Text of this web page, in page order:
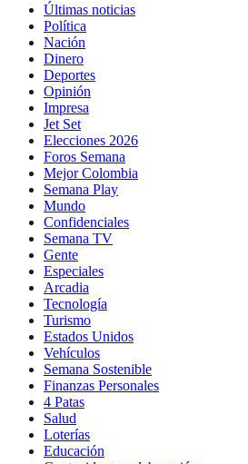
Últimas noticias
Política
Nación
Dinero
Deportes
Opinión
Impresa
Jet Set
Elecciones 2026
Foros Semana
Mejor Colombia
Semana Play
Mundo
Confidenciales
Semana TV
Gente
Especiales
Arcadia
Tecnología
Turismo
Estados Unidos
Vehículos
Semana Sostenible
Finanzas Personales
4 Patas
Salud
Loterías
Educación